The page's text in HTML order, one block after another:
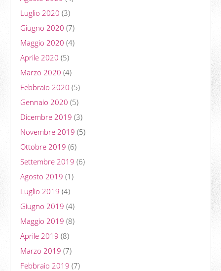
Luglio 2020 (3)
Giugno 2020 (7)
Maggio 2020 (4)
Aprile 2020 (5)
Marzo 2020 (4)
Febbraio 2020 (5)
Gennaio 2020 (5)
Dicembre 2019 (3)
Novembre 2019 (5)
Ottobre 2019 (6)
Settembre 2019 (6)
Agosto 2019 (1)
Luglio 2019 (4)
Giugno 2019 (4)
Maggio 2019 (8)
Aprile 2019 (8)
Marzo 2019 (7)
Febbraio 2019 (7)